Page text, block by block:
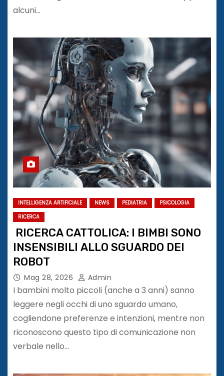
alcuni…
INTELLIGENZA ARTIFICIALE NEWS PEDIATRIA
PSICOLOGIA
RICERCA
RICERCA CATTOLICA: I BIMBI SONO
INSENSIBILI ALLO SGUARDO DEI
ROBOT
Mag 28, 2026 Admin
I bambini molto piccoli (anche a 3 anni) sanno
leggere negli occhi di uno sguardo umano,
cogliendone preferenze e intenzioni, mentre non
riconoscono questo tipo di comunicazione non
verbale nello…